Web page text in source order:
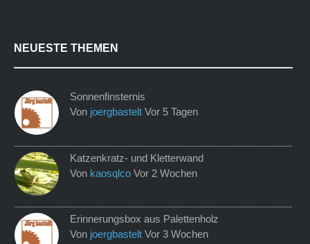
NEUESTE THEMEN
Sonnenfinsternis
Von joergbastelt Vor 5 Tagen
Katzenkratz- und Kletterwand
Von kaosqlco Vor 2 Wochen
Erinnerungsbox aus Palettenholz
Von joergbastelt Vor 3 Wochen